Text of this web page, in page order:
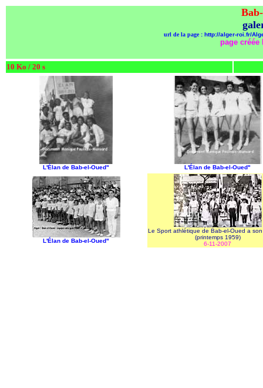
url de la page : http://alger-roi.fr/
page créée
10 Ko / 20 s
L'Élan de Bab-el-Oued" L'Élan de Bab-el-Oued"
L'Élan de Bab-el-Oued"
Le Sport athlétique de Bab-el-Oued a
(printemps 1959)
6-11-2007